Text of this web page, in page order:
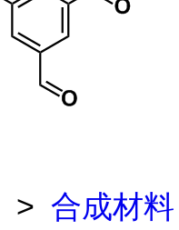
> 合成材料